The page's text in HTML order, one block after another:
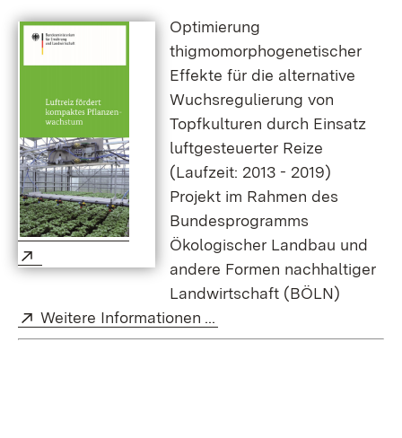
(Öffnet in neuem Fenster)
Optimierung
thigmomorphogenetischer
Effekte für die alternative
Wuchsregulierung von
Topfkulturen durch Einsatz
luftgesteuerter Reize
(Laufzeit: 2013 - 2019)
Projekt im Rahmen des
Bundesprogramms
Ökologischer Landbau und
andere Formen nachhaltiger
Landwirtschaft (BÖLN)
Extern:
Weitere Informationen ...